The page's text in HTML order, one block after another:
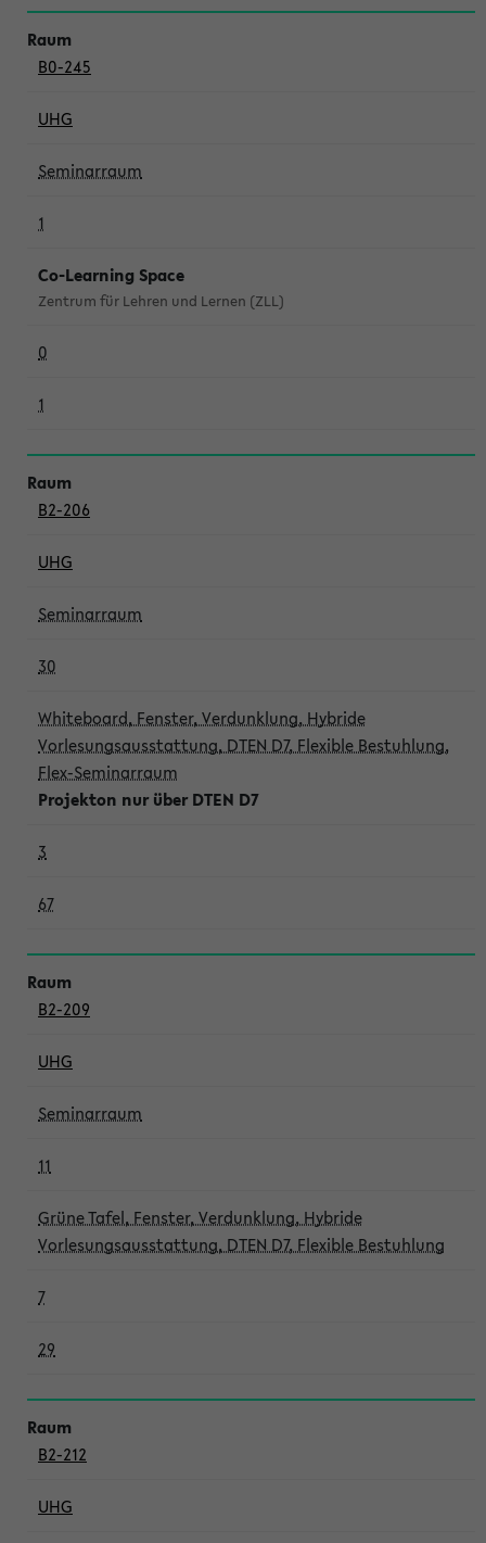
B0-245
UHG
Seminarraum
1
Co-Learning Space
Zentrum für Lehren und Lernen (ZLL)
0
1
B2-206
UHG
Seminarraum
30
Whiteboard, Fenster, Verdunklung, Hybride
Vorlesungsausstattung, DTEN D7, Flexible Bestuhlung,
Flex-Seminarraum
Projekton nur über DTEN D7
3
67
B2-209
UHG
Seminarraum
11
Grüne Tafel, Fenster, Verdunklung, Hybride
Vorlesungsausstattung, DTEN D7, Flexible Bestuhlung
7
29
B2-212
UHG